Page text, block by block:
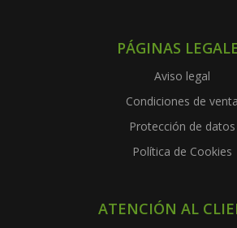
PÁGINAS
Aviso legal
Condiciones de venta
Protección de datos
Política de Cookies
ATENCIÓN AL